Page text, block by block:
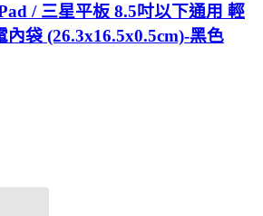
/ 三星平板 8.5吋以下通用 輕
內袋 (26.3x16.5x0.5cm)-黑色